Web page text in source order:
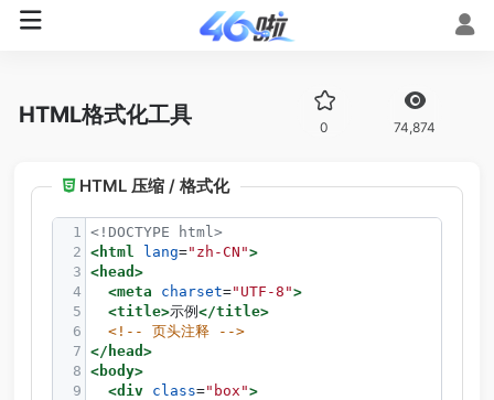
HTML格式化工具 0 74,874
HTML 压缩 / 格式化
1 <!DOCTYPE html>
2 < html lang="zh-CN">
3 < head >
4
<meta charset="UTF-8">
5
<title>示例 </title>
6
<!-- 页头注释 -->
7 </ head >
8 <body>
9
<div class="box">